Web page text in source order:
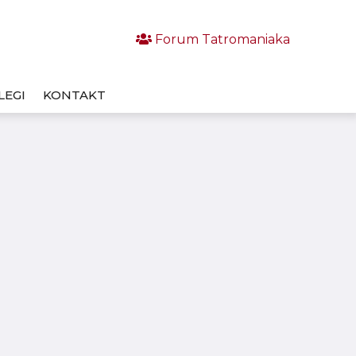
Forum Tatromaniaka
KONTAKT